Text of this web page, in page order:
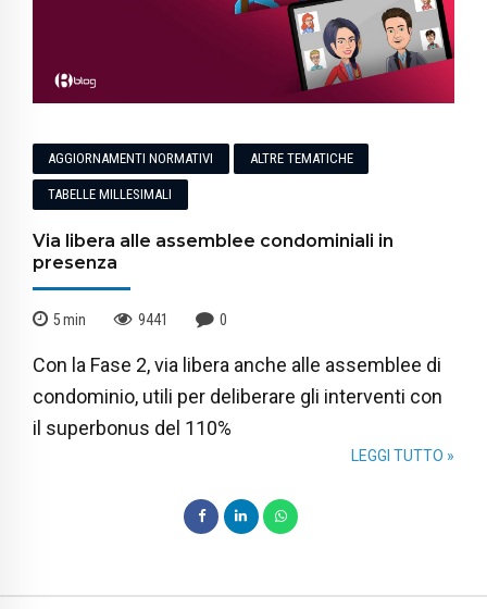
AGGIORNAMENTI NORMATIVI ALTRE TEMATICHE
TABELLE MILLESIMALI
Via libera alle assemblee condominiali in
presenza
5min 9441 0
Con la Fase 2, via libera anche alle assemblee di
condominio, utili per deliberare gli interventi con
il superbonus del 110%
LEGGI TUTTO »